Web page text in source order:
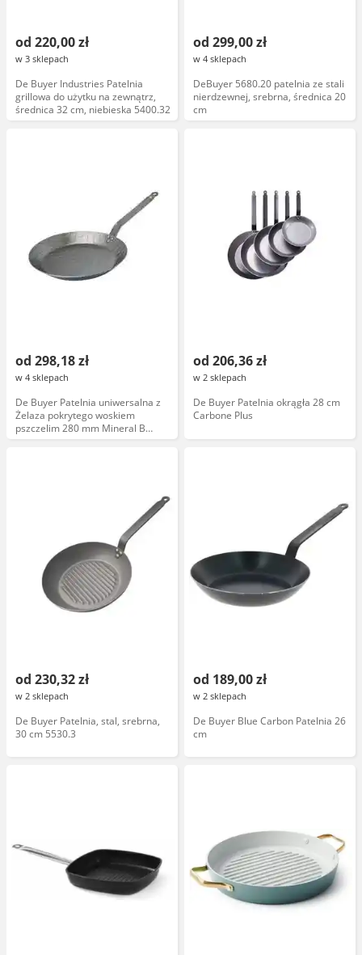
od 220,00 zł
w 3 sklepach
De Buyer Industries Patelnia
grillowa do użytku na zewnątrz,
średnica 32 cm, niebieska 5400.32
od 299,00 zł
w 4 sklepach
DeBuyer 5680.20 patelnia ze stali
nierdzewnej, srebrna, średnica 20
cm
od 298,18 zł
w 4 sklepach
De Buyer Patelnia uniwersalna z
Żelaza pokrytego woskiem
pszczelim 280 mm Mineral B
Element D-5616-28
od 206,36 zł
w 2 sklepach
De Buyer Patelnia okrągła 28 cm
Carbone Plus
od 230,32 zł
w 2 sklepach
De Buyer Patelnia, stal, srebrna,
30 cm 5530.3
od 189,00 zł
w 2 sklepach
De Buyer Blue Carbon Patelnia 26
cm